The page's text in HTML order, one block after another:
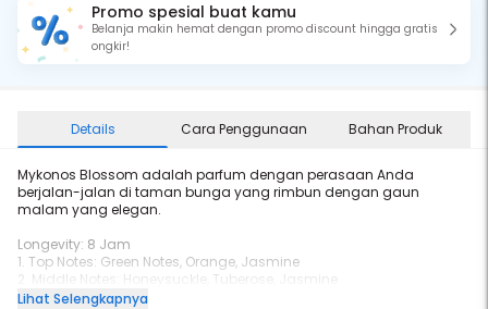
Promo spesial buat kamu
Belanja makin hemat dengan promo discount hingga gratis
ongkir!
Details Cara Penggunaan Bahan Produk
Mykonos Blossom adalah parfum dengan perasaan Anda
berjalan-jalan di taman bunga yang rimbun dengan gaun
malam yang elegan.
Longevity: 8 Jam
1. Top Notes: Green Notes, Orange, Jasmine
2. Middle Notes: Honeysuckle, Tuberose, Jasmine
3. Base Notes: White musk, Sandalwood
Lihat Selengkapnya